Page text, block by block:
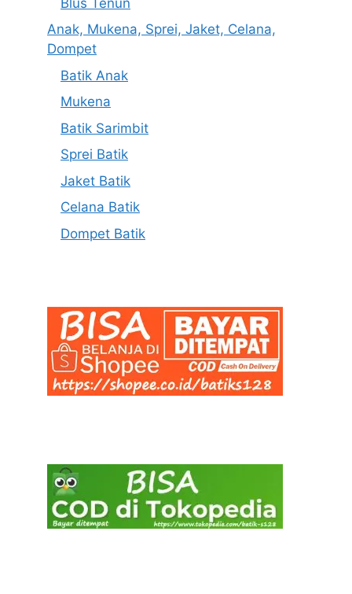
Anak, Mukena, Sprei, Jaket, Celana,
Dompet
Batik Anak
Mukena
Batik Sarimbit
Sprei Batik
Jaket Batik
Celana Batik
Dompet Batik